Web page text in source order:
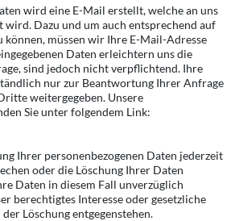
wird eine E-Mail erstellt, welche an uns
wird. Dazu und um auch entsprechend auf
können, müssen wir Ihre E-Mail-Adresse
Daten erleichtern uns die
sind jedoch nicht verpflichtend. Ihre
nur zur Beantwortung Ihrer Anfrage
weitergegeben. Unsere
Sie unter folgendem Link:
Ihrer personenbezogenen Daten jederzeit
oder die Löschung Ihrer Daten
Daten in diesem Fall unverzüglich
berechtigtes Interesse oder gesetzliche
Löschung entgegenstehen.